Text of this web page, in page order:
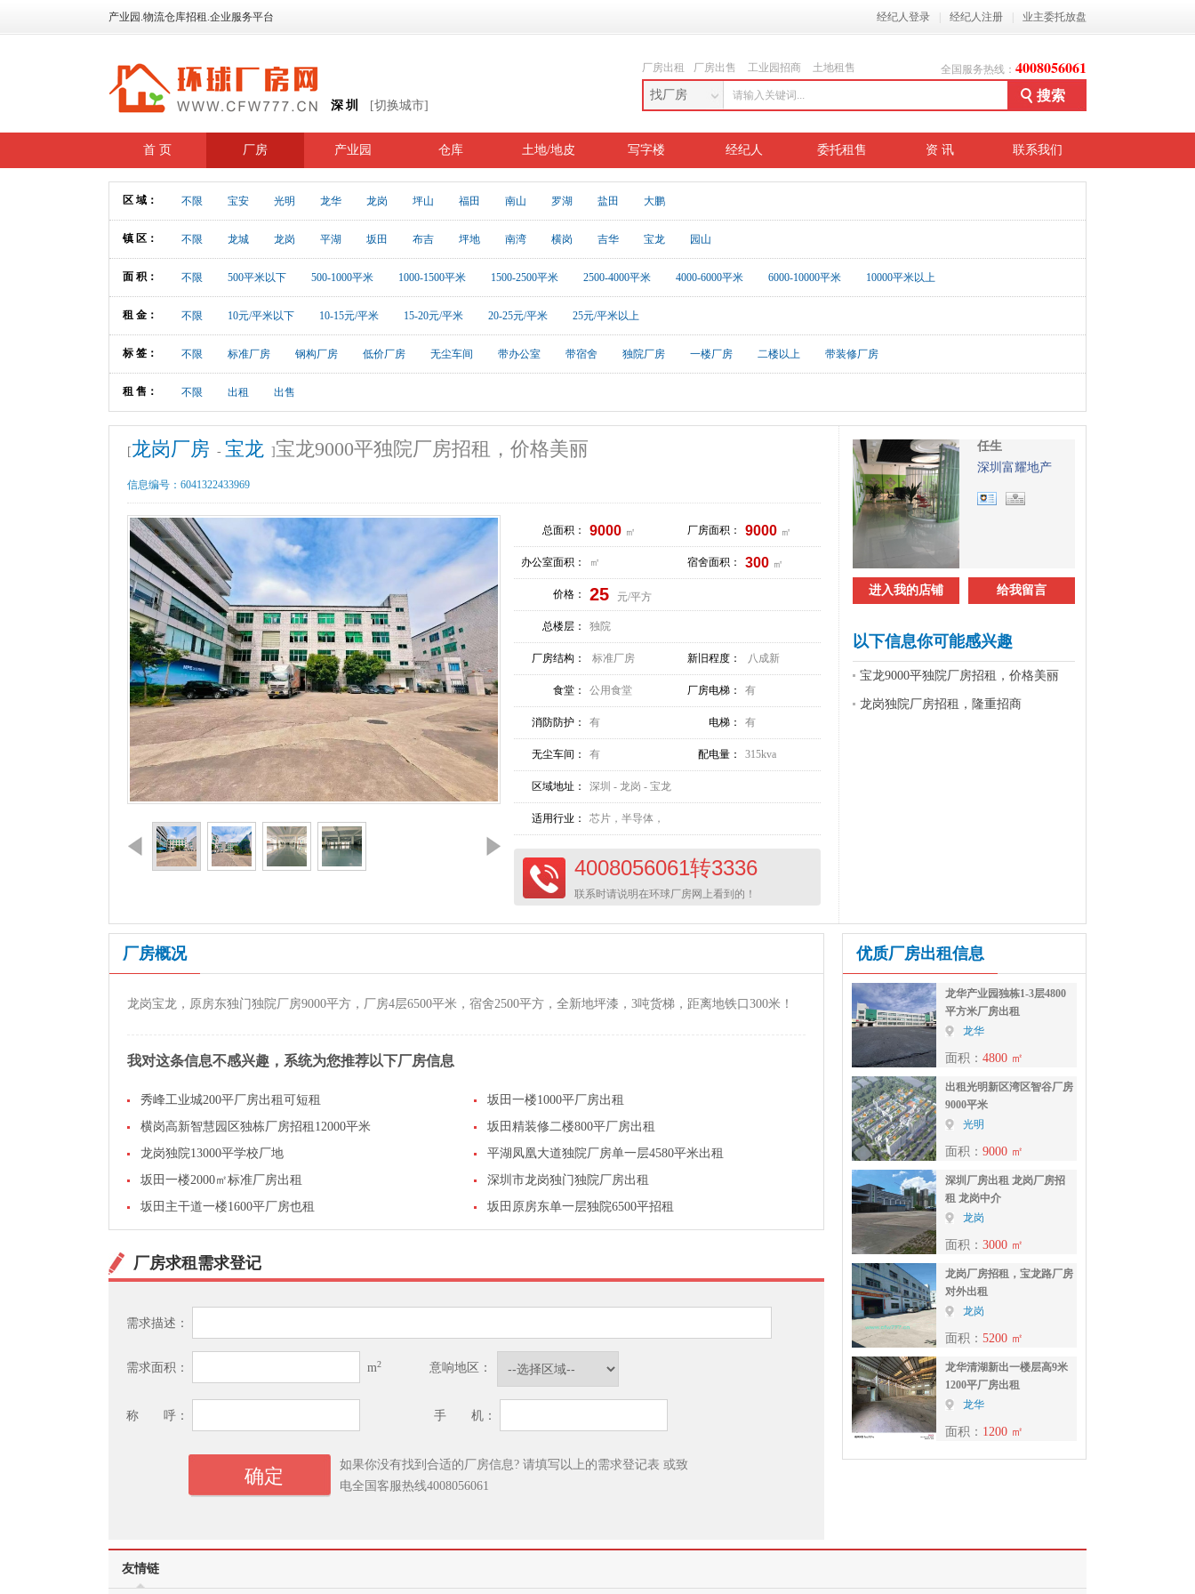
产业园.物流仓库招租.企业服务平台 经纪人登录 经纪人注册 业主委托放盘
深圳 [切换城市]
厂房出租 厂房出售 工业园招商 土地租售 全国服务热线： 4008056061
找厂房
首 页 厂房 产业园 仓库 土地/地皮 写字楼 经纪人 委托租售 资 讯 联系我们
区 域： 不限 宝安 光明 龙华 龙岗 坪山 福田 南山 罗湖 盐田 大鹏
镇 区： 不限 龙城 龙岗 平湖 坂田 布吉 坪地 南湾 横岗 吉华 宝龙 园山
面 积： 不限 500平米以下 500-1000平米 1000-1500平米 1500-2500平米 2500-4000平米 4000-6000平米 6000-10000平米 10000平米以上
租 金： 不限 10元/平米以下 10-15元/平米 15-20元/平米 20-25元/平米 25元/平米以上
标 签： 不限 标准厂房 钢构厂房 低价厂房 无尘车间 带办公室 带宿舍 独院厂房 一楼厂房 二楼以上 带装修厂房
租 售： 不限 出租 出售
[龙岗厂房 - 宝龙 ] 宝龙9000平独院厂房招租，价格美丽
信息编号： 6041322433969
总面积： 9000 ㎡ 厂房面积： 9000 ㎡
办公室面积： ㎡ 宿舍面积： 300 ㎡
价格： 25 元/平方
总楼层： 独院
厂房结构： 标准厂房 新旧程度： 八成新
食堂： 公用食堂 厂房电梯： 有
消防防护： 有 电梯： 有
无尘车间： 有 配电量： 315kva
区域地址： 深圳 - 龙岗 - 宝龙
适用行业： 芯片，半导体，
4008056061转3336
联系时请说明在环球厂房网上看到的！
任生
深圳富耀地产
进入我的店铺 给我留言
以下信息你可能感兴趣
宝龙9000平独院厂房招租，价格美丽
龙岗独院厂房招租，隆重招商
厂房概况
龙岗宝龙，原房东独门独院厂房9000平方，厂房4层6500平米，宿舍2500平方，全新地坪漆，3吨货梯，距离地铁口300米！
我对这条信息不感兴趣，系统为您推荐以下厂房信息
秀峰工业城200平厂房出租可短租
坂田一楼1000平厂房出租
横岗高新智慧园区独栋厂房招租12000平米
坂田精装修二楼800平厂房出租
龙岗独院13000平学校厂地
平湖凤凰大道独院厂房单一层4580平米出租
坂田一楼2000㎡标准厂房出租
深圳市龙岗独门独院厂房出租
坂田主干道一楼1600平厂房也租
坂田原房东单一层独院6500平招租
厂房求租需求登记
需求描述：
需求面积： m2 意响地区：
称 呼： 手 机：
如果你没有找到合适的厂房信息? 请填写以上的需求登记表 或致
电全国客服热线4008056061
优质厂房出租信息
面积： 4800 ㎡
龙华产业园独栋1-3层4800
平方米厂房出租
龙华
面积： 9000 ㎡
出租光明新区湾区智谷厂房
9000平米
光明
面积： 3000 ㎡
深圳厂房出租 龙岗厂房招
租 龙岗中介
龙岗
面积： 5200 ㎡
龙岗厂房招租，宝龙路厂房
对外出租
龙岗
面积： 1200 ㎡
龙华清湖新出一楼层高9米
1200平厂房出租
龙华
友情链